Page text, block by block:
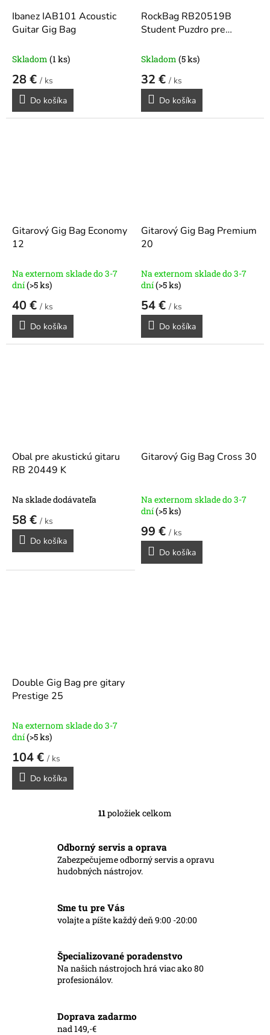
Ibanez IAB101 Acoustic
Guitar Gig Bag
Skladom (1 ks)
28 € / ks
Do košíka
RockBag RB20519B
Student Puzdro pre
Skladom (5 ks)
32 € / ks
Do košíka
Gitarový Gig Bag Economy
12
Na externom sklade do 3-7
dní(>5 ks)
40 € / ks
Do košíka
Gitarový Gig Bag Premium
20
Na externom sklade do 3-7
dní(>5 ks)
54 € / ks
Do košíka
Obal pre akustickú gitaru
RB 20449 K
Na sklade dodávateľa
58 € / ks
Do košíka
Gitarový Gig Bag Cross 30
Na externom sklade do 3-7
dní(>5 ks)
99 € / ks
Do košíka
Double Gig Bag pre gitary
Prestige 25
Na externom sklade do 3-7
dní(>5 ks)
104 € / ks
Do košíka
O
á
d
a
p
k
y
i
s
11položiek celkom
Odborný servis a oprava
Zabezpečujeme odborný servis a opravu
hudobných nástrojov.
Sme tu pre Vás
volajte a píšte každý deň 9:00 -20:00
Špecializované poradenstvo
Na našich nástrojoch hrá viac ako 80
profesionálov.
Doprava zadarmo
nad 149,-€